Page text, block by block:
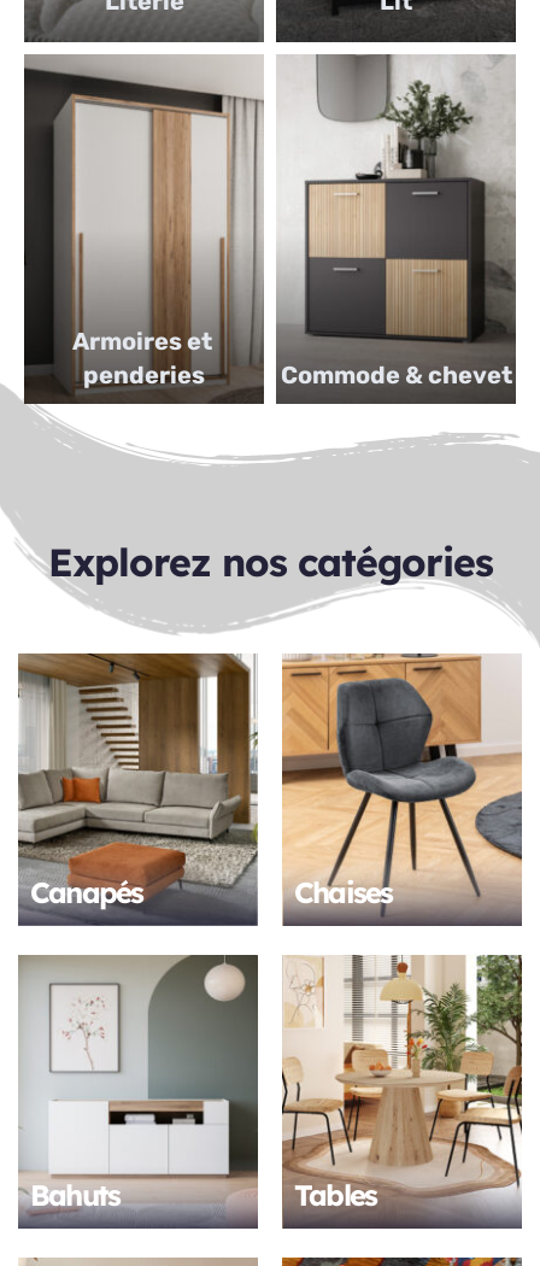
Armoires et
penderies
Commode & chevet
Explorez nos catégories
Canapés Chaises
Bahuts Tables